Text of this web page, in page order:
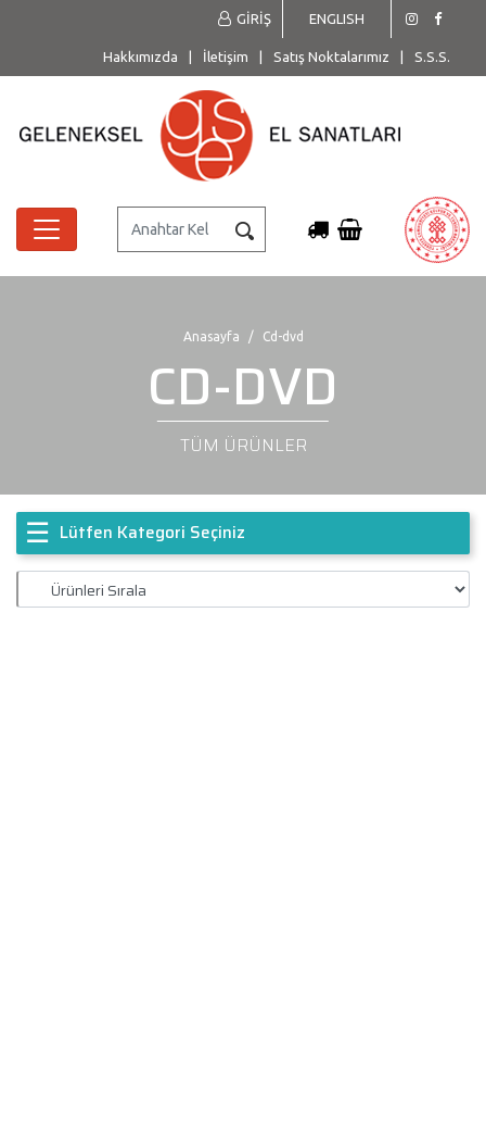
ENGLISH
GİRİŞ
Hakkımızda İletişim Satış Noktalarımız S.S.S.
Anasayfa Cd-dvd
CD-DVD
TÜM ÜRÜNLER
☰ Lütfen Kategori Seçiniz